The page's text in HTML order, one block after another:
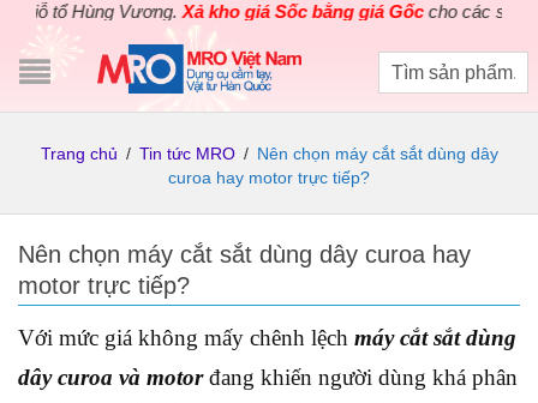
Hùng Vương.Xả kho giá Sốc bằng giá Gốccho các sản phẩm
Trang chủ / Tin tức MRO / Nên chọn máy cắt sắt dùng dây
curoa hay motor trực tiếp?
Nên chọn máy cắt sắt dùng dây curoa hay
motor trực tiếp?
Với mức giá không mấy chênh lệch máy cắt sắt dùng
dây curoa và motorđang khiến người dùng khá phân